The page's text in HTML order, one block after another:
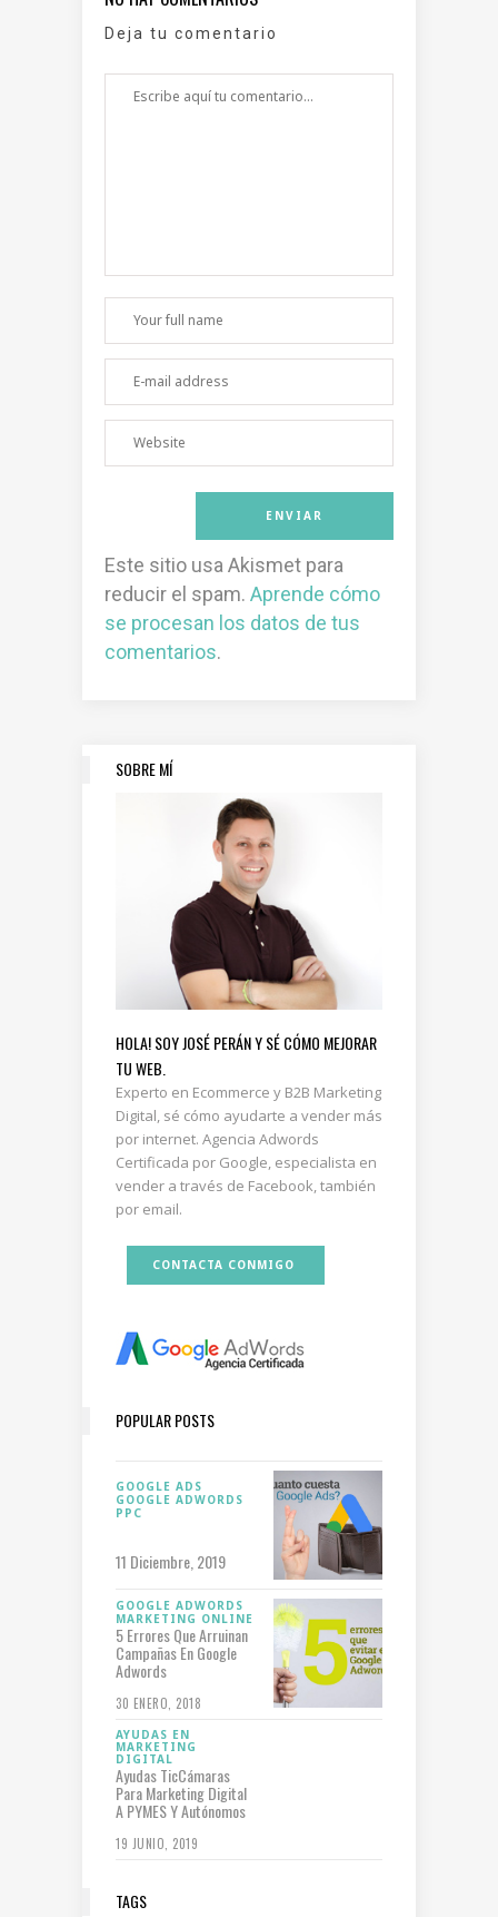
Deja tu comentario
Este sitio usa Akismet para
reducir el spam. Aprende cómo
se procesan los datos de tus
comentarios.
SOBRE MÍ
HOLA! SOY JOSÉ PERÁN Y SÉ CÓMO MEJORAR
TU WEB.
Experto en Ecommerce y B2B Marketing
Digital, sé cómo ayudarte a vender más
por internet. Agencia Adwords
Certificada por Google, especialista en
vender a través de Facebook, también
por email.
CONTACTA CONMIGO
POPULAR POSTS
GOOGLE ADS
GOOGLE ADWORDS
PPC
11 Diciembre, 2019
GOOGLE ADWORDS
MARKETING ONLINE
5 Errores Que Arruinan
Campañas En Google
Adwords
30 ENERO, 2018
AYUDAS EN
MARKETING
DIGITAL
Ayudas TicCámaras
Para Marketing Digital
A PYMES Y Autónomos
19 JUNIO, 2019
TAGS